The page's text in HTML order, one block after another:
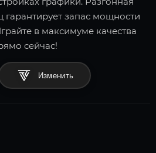
гарантирует запас мощности
в максимуме качества
сейчас!